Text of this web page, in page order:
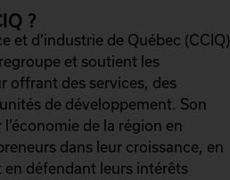
?
et d’industrie de Québec (CCIQ)
et soutient les
offrant des services, des
de développement. Son
de la région en
dans leur croissance, en
défendant leurs intérêts